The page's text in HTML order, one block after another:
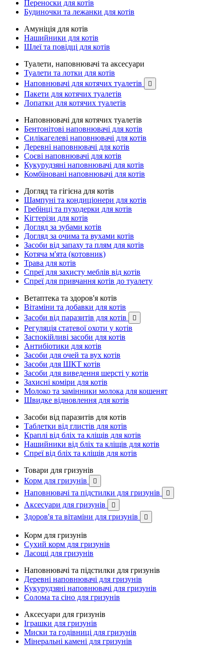
Переноски для котів
Будиночки та лежанки для котів
Амуніція для котів
Нашийники для котів
Шлеї та повідці для котів
Туалети, наповнювачі та аксесуари
Туалети та лотки для котів
Наповнювачі для котячих туалетів

Пакети для котячих туалетів
Лопатки для котячих туалетів
Наповнювачі для котячих туалетів
Бентонітові наповнювачі для котів
Силікагелеві наповнювачі для котів
Деревні наповнювачі для котів
Соєві наповнювачі для котів
Кукурудзяні наповнювачі для котів
Комбіновані наповнювачі для котів
Догляд та гігієна для котів
Шампуні та кондиціонери для котів
Гребінці та пуходерки для котів
Кігтерізи для котів
Догляд за зубами котів
Догляд за очима та вухами котів
Засоби від запаху та плям для котів
Котяча м'ята (котовник)
Трава для котів
Спреї для захисту меблів від котів
Спреї для привчання котів до туалету
Ветаптека та здоров'я котів
Вітаміни та добавки для котів
Засоби від паразитів для котів

Регуляція статевої охоти у котів
Заспокійливі засоби для котів
Антибіотики для котів
Засоби для очей та вух котів
Засоби для ШКТ котів
Засоби для виведення шерсті у котів
Захисні коміри для котів
Молоко та замінники молока для кошенят
Швидке відновлення для котів
Засоби від паразитів для котів
Таблетки від глистів для котів
Краплі від бліх та кліщів для котів
Нашийники від бліх та кліщів для котів
Спреї від бліх та кліщів для котів
Товари для гризунів
Корм для гризунів

Наповнювачі та підстилки для гризунів 
Аксесуари для гризунів 
Здоров'я та вітаміни для гризунів 
Корм для гризунів
Сухий корм для гризунів
Ласощі для гризунів
Наповнювачі та підстилки для гризунів
Деревні наповнювачі для гризунів
Кукурудзяні наповнювачі для гризунів
Солома та сіно для гризунів
Аксесуари для гризунів
Іграшки для гризунів
Миски та годівниці для гризунів
Мінеральні камені для гризунів